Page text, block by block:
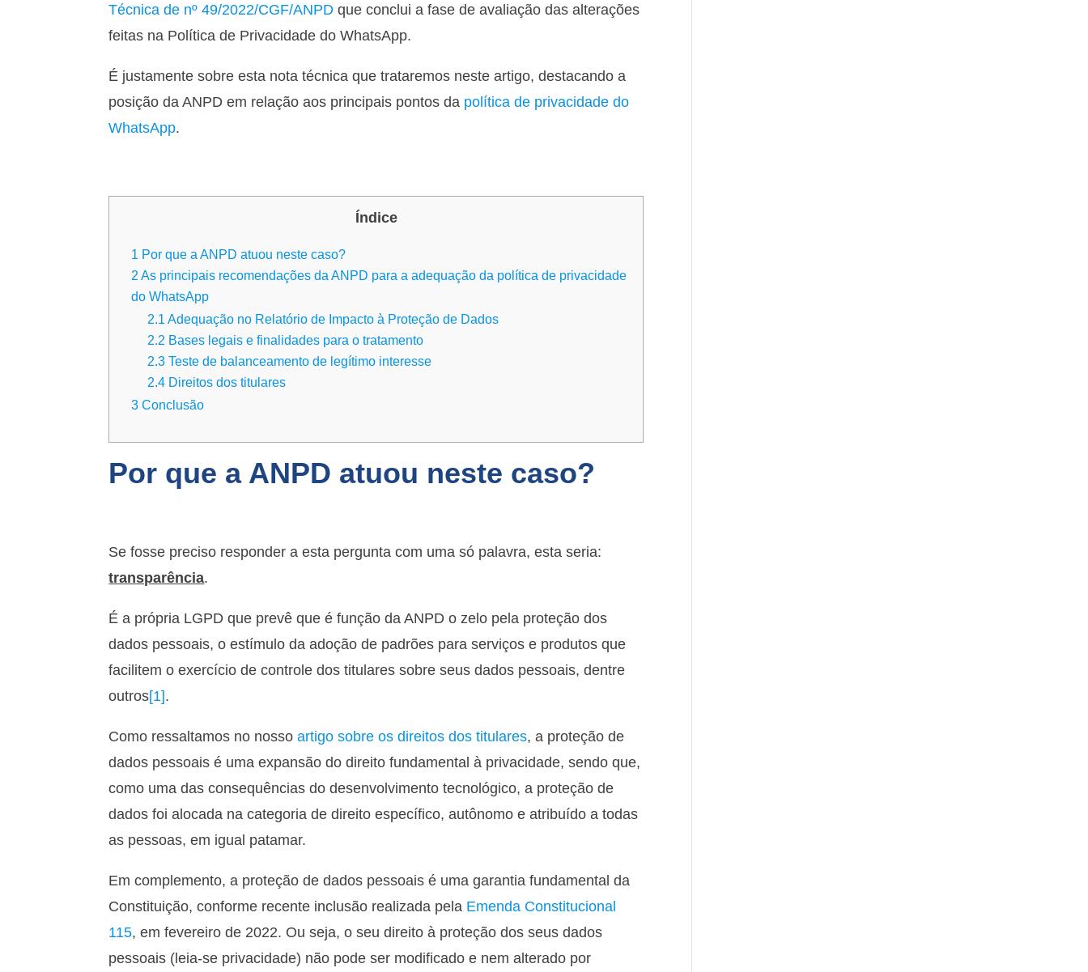
Técnica de nº 49/2022/CGF/ANPD que conclui a fase de avaliação das alterações
feitas na Política de Privacidade do WhatsApp.
É justamente sobre esta nota técnica que trataremos neste artigo, destacando a
posição da ANPD em relação aos principais pontos da política de privacidade do
WhatsApp.
Índice
1 Por que a ANPD atuou neste caso?
2 As principais recomendações da ANPD para a adequação da política de privacidade
do WhatsApp
2.1 Adequação no Relatório de Impacto à Proteção de Dados
2.2 Bases legais e finalidades para o tratamento
2.3Teste de balanceamento de legítimo interesse
2.4Direitos dos titulares
3Conclusão
Por que a ANPD atuou neste caso?
Se fosse preciso responder a esta pergunta com uma só palavra, esta seria:
transparência.
É a própria LGPD que prevê que é função da ANPD o zelo pela proteção dos
dados pessoais, o estímulo da adoção de padrões para serviços e produtos que
facilitem o exercício de controle dos titulares sobre seus dados pessoais, dentre
outros[1].
Como ressaltamos no nossoartigo sobre os direitos dos titulares, a proteção de
dados pessoais é uma expansão do direito fundamental à privacidade, sendo que,
como uma das consequências do desenvolvimento tecnológico, a proteção de
dados foi alocada na categoria de direito específico, autônomo e atribuído a todas
as pessoas, em igual patamar.
Em complemento, a proteção de dados pessoais é uma garantia fundamental da
Constituição, conforme recente inclusão realizada pela Emenda Constitucional
115, em fevereiro de 2022. Ou seja, o seu direito à proteção dos seus dados
pessoais (leia-se privacidade) não pode ser modificado e nem alterado por